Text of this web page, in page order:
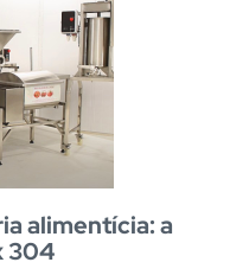
alimentícia: a
304